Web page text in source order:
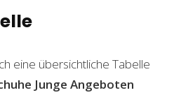
eine übersichtliche Tabelle
Junge Angeboten